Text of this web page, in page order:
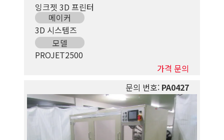
잉크젯 3D 프린터
메이커
3D 시스템즈
모델
PROJET2500
가격 문의
문의 번호:PA0427